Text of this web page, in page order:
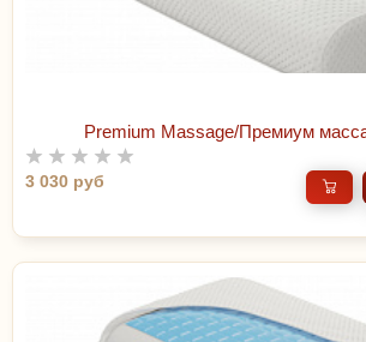
Premium Massage/Премиум
3 030 руб